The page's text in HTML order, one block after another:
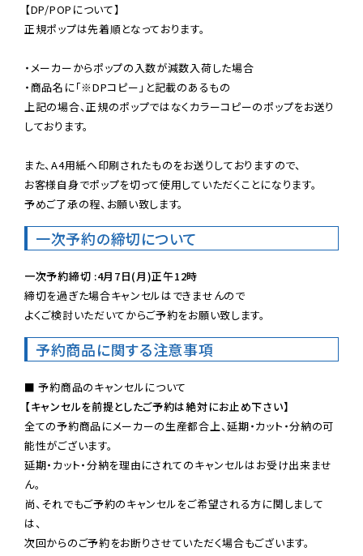
【DP/POPについて】
正規ポップは先着順となっております。
・メーカーからポップの入数が減数入荷した場合
・商品名に「※DPコピー」と記載のあるもの
上記の場合、正規のポップではなくカラーコピーのポップをお送り
しております。
また、A4用紙へ印刷されたものをお送りしておりますので、
お客様自身でポップを切って使用していただくことになります。
予めご了承の程、お願い致します。
一次予約の締切について
一次予約締切 :4月7日(月)正午12時
締切を過ぎた場合キャンセルはできませんので
よくご検討いただいてからご予約をお願い致します。
予約商品に関する注意事項
【キャンセルを前提としたご予約は絶対にお止め下さい】
全ての予約商品にメーカーの生産都合上、延期・カット・分納の可
能性がございます。
延期・カット・分納を理由にされてのキャンセルはお受け出来ませ
ん。
尚、それでもご予約のキャンセルをご希望される方に関しまして
は、
次回からのご予約をお断りさせていただく場合もございます。